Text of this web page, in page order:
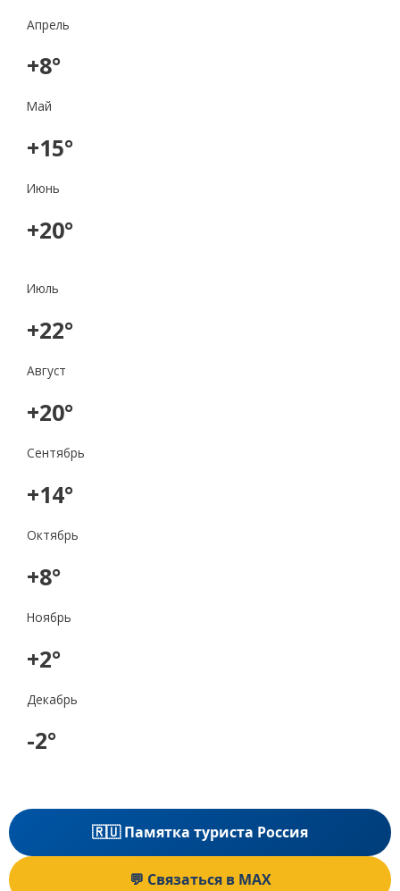
Апрель
+8°
Май
+15°
Июнь
+20°
Июль
+22°
Август
+20°
Сентябрь
+14°
Октябрь
+8°
Ноябрь
+2°
Декабрь
-2°
🇷🇺 Памятка туриста Россия
💬 Связаться в MAX